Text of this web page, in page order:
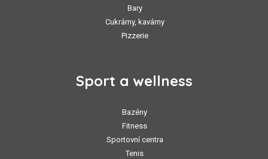
Bary
Cukrárny, kavárny
Pizzerie
Sport a wellness
Bazény
Fitness
Sportovní centra
Tenis